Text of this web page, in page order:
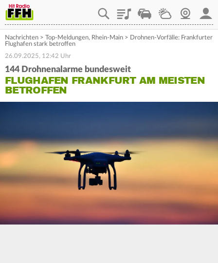
PlaylistStaupilotWetterWebcam
Nachrichten > Top-Meldungen, Rhein-Main > Drohnen-Vorfälle: Frankfurter
Flughafen stark betroffen
26.09.2025, 12:42 Uhr
144 Drohnenalarme bundesweit
FLUGHAFEN FRANKFURT AM MEISTEN
BETROFFEN